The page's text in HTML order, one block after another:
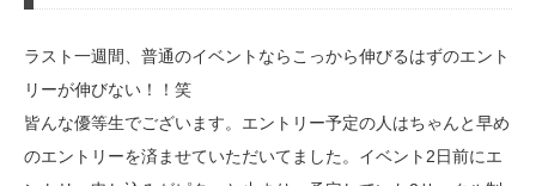
ラスト一週間、普通のイベントならこっから伸びるはずのエント
リーが伸びない！！笑
皆んな優等生でございます。エントリー予定の人はちゃんと早め
のエントリーを済ませていただいてました。イベント2日前にエ